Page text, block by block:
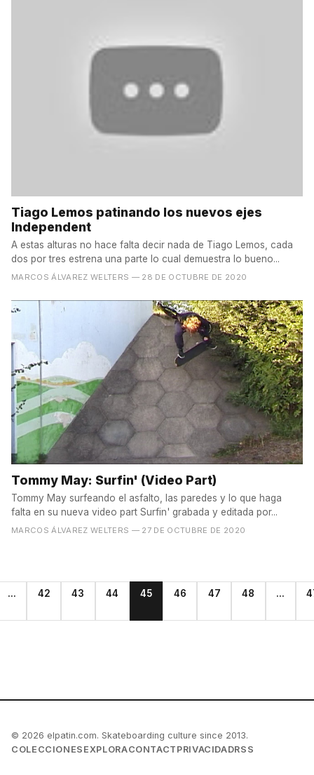
Tiago Lemos patinando los nuevos ejes
Independent
A estas alturas no hace falta decir nada de Tiago Lemos, cada
dos por tres estrena una parte lo cual demuestra lo bueno...
MARCOS ÁLVAREZ WELTERS — 28 DE OCTUBRE DE 2020
Tommy May: Surfin' (Video Part)
Tommy May surfeando el asfalto, las paredes y lo que haga
falta en su nueva video part Surfin' grabada y editada por...
MARCOS ÁLVAREZ WELTERS — 27 DE OCTUBRE DE 2020
... 42 43 44 45 46 47 48 ...
© 2026 elpatin.com. Skateboarding culture since 2013.
COLECCIONES EXPLORACONTACT PRIVACIDADRSS